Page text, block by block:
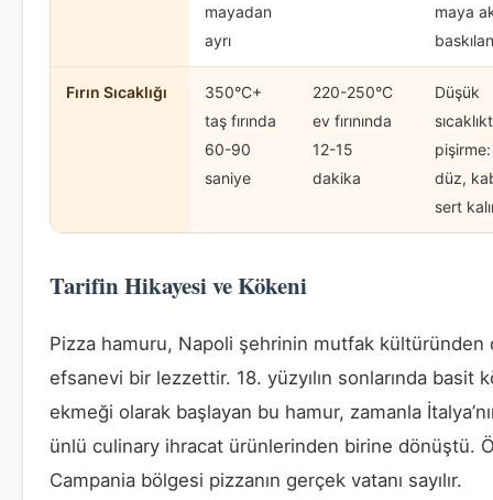
mayadan
ayrı
maya
Fırın Sıcaklığı
350°C+
taş fırında
60-90
saniye
220-250°C
ev fırınında
12-15
dakika
Düşük
düz,
sert
Tarifin Hikayesi ve Kökeni
Pizza hamuru, Napoli şehrinin mutfak kültüründen
efsanevi bir lezzettir. 18. yüzyılın sonlarında basit
ekmeği olarak başlayan bu hamur, zamanla
ünlü culinary ihracat ürünlerinden birine dönüştü.
Campania bölgesi pizzanın gerçek vatanı sayılır.